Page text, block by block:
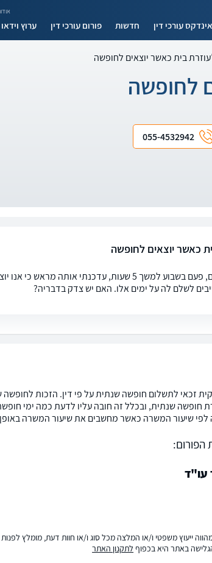
אינדקס עורכי דין חדשות פורום עורכי דין ערוץ וידאו
בית כאשר יוצאים לחופשה
לחופשה
055-4532942
כאשר יוצאים לחופשה
עוזרת מזה 5 חודשים, פעם בשבוע למשך 5 שעות,
לשלם לה על ימים אלו. האם יש צדק בדבריה?
זכאי לתשלום חופשה שנתית על פי דין. הזכות
חופשה שנתית, ובכלל זה חובה עליו לדעת כמה ימי
המשרה כאשר מחשבים את שיעור המשרה באופן יחסי ל-200 ימי
עו"ד
ייעוץ משפטי ו/או המלצה מכל סוג ו/או חוות דעת, מומלץ
באתר היא בכפוף לתקנון האתר